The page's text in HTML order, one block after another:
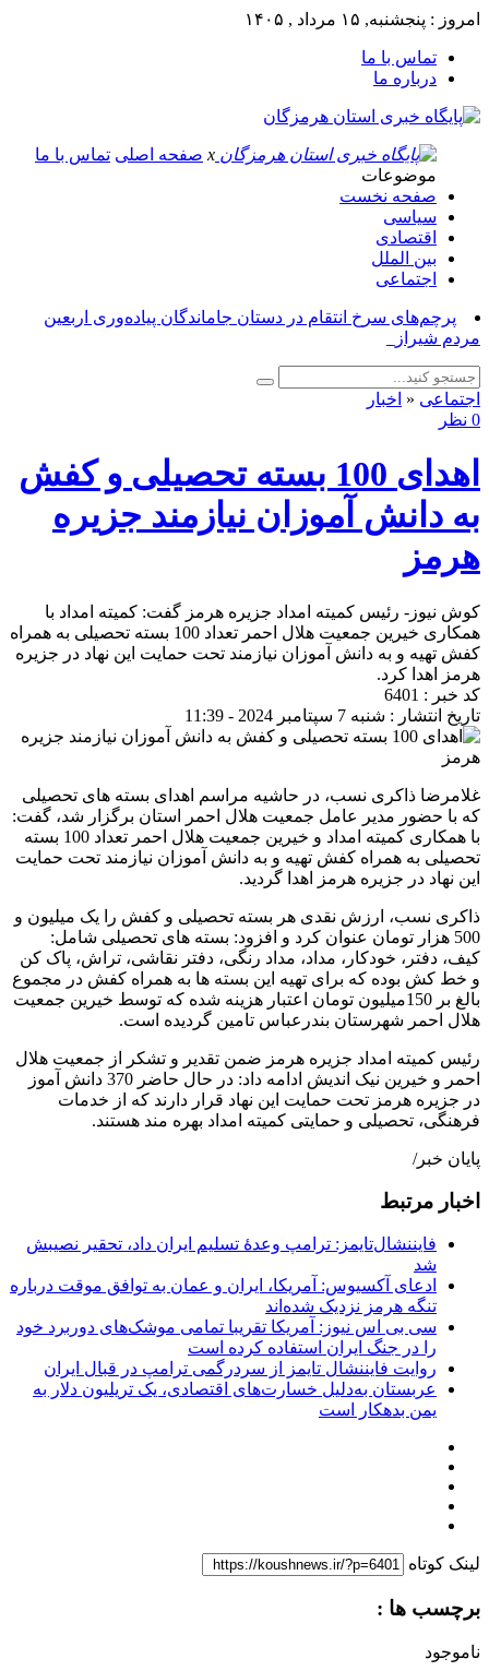
امروز : پنجشنبه, ۱۵ مرداد , ۱۴۰۵
تماس با ما
درباره ما
x صفحه اصلی تماس با ما
موضوعات
صفحه نخست
سیاسی
اقتصادی
بین الملل
اجتماعی
پرچم‌های سرخ انتقام در دستان جاماندگان پیاده‌وری اربعین
مردم شیراز_
اجتماعی « اخبار
0 نظر
اهدای 100 بسته تحصیلی و کفش
به دانش آموزان نیازمند جزیره
هرمز
کوش نیوز- رئیس کمیته امداد جزیره هرمز گفت: کمیته امداد با
همکاری خیرین جمعیت هلال احمر تعداد 100 بسته تحصیلی به همراه
کفش تهیه و به دانش آموزان نیازمند تحت حمایت این نهاد در جزیره
هرمز اهدا کرد.
کد خبر : 6401
تاریخ انتشار : شنبه 7 سپتامبر 2024 - 11:39
غلامرضا ذاکری نسب، در حاشیه مراسم اهدای بسته های تحصیلی
که با حضور مدیر عامل جمعیت هلال احمر استان برگزار شد، گفت:
با همکاری کمیته امداد و خیرین جمعیت هلال احمر تعداد 100 بسته
تحصیلی به همراه کفش تهیه و به دانش آموزان نیازمند تحت حمایت
این نهاد در جزیره هرمز اهدا گردید.
ذاکری نسب، ارزش نقدی هر بسته تحصیلی و کفش را یک میلیون و
500 هزار تومان عنوان کرد و افزود: بسته های تحصیلی شامل:
کیف، دفتر، خودکار، مداد، مداد رنگی، دفتر نقاشی، تراش، پاک کن
و خط کش بوده که برای تهیه این بسته ها به همراه کفش در مجموع
بالغ بر 150میلیون تومان اعتبار هزینه شده که توسط خیرین جمعیت
هلال احمر شهرستان بندرعباس تامین گردیده است.
رئیس کمیته امداد جزیره هرمز ضمن تقدیر و تشکر از جمعیت هلال
احمر و خیرین نیک اندیش ادامه داد: در حال حاضر 370 دانش آموز
در جزیره هرمز تحت حمایت این نهاد قرار دارند که از خدمات
فرهنگی، تحصیلی و حمایتی کمیته امداد بهره مند هستند.
پایان خبر/
اخبار مرتبط
فایننشال‌تایمز: ترامپ وعدۀ تسلیم ایران داد، تحقیر نصیبش
شد
ادعای آکسیوس: آمریکا، ایران و عمان به توافق موقت درباره
تنگه هرمز نزدیک شده‌اند
سی بی اس نیوز: آمریکا تقریبا تمامی موشک‌های دوربرد خود
را در جنگ ایران استفاده کرده است
روایت فایننشال تایمز از سردرگمی ترامپ در قبال ایران
عربستان به‌دلیل خسارت‌های اقتصادی، یک تریلیون دلار به
یمن بدهکار است
لینک کوتاه
برچسب ها :
ناموجود